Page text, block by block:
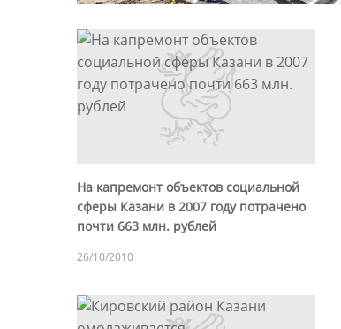
На капремонт объектов социальной
сферы Казани в 2007 году потрачено
почти 663 млн. рублей
26/10/2010